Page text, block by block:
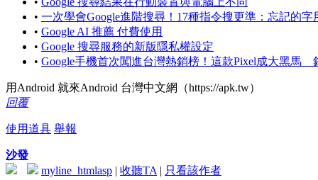
• 一次學會Google進階搜尋！17種指令搜更準：忘記的字
• Google AI 推薦 付費使用
• Google 搜尋服務的新版隱私權設定
• Google手機首次闖進台灣熱銷榜！這款Pixel成大黑馬
用Android 就來Android 台灣中文網（https://apk.tw）
回覆
使用道具 舉報
沙發
myline_htmlasp | 收聽TA | 只看該作者